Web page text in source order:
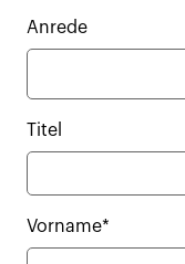
Anrede
Titel
Vorname*